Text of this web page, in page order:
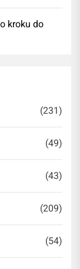
kroku do
(231)
(49)
(43)
(209)
(54)